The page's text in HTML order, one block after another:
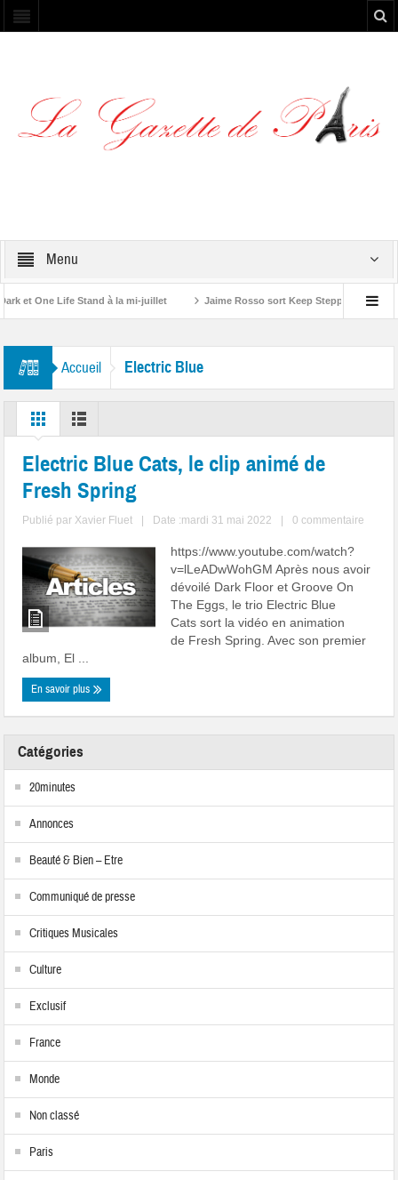
Menu
et One Life Stand à la mi-juillet Jaime Rosso sort Keep Stepping, son
Accueil Electric Blue
Electric Blue Cats, le clip animé de
Fresh Spring
Publié par Xavier Fluet Date :mardi 31 mai 2022 0 commentaire
https://www.youtube.com/watch?
v=lLeADwWohGM Après nous avoir
dévoilé Dark Floor et Groove On
The Eggs, le trio Electric Blue
Cats sort la vidéo en animation
de Fresh Spring. Avec son premier
album, El ...
En savoir plus
Catégories
20minutes
Annonces
Beauté & Bien – Etre
Communiqué de presse
Critiques Musicales
Culture
Exclusif
France
Monde
Non classé
Paris